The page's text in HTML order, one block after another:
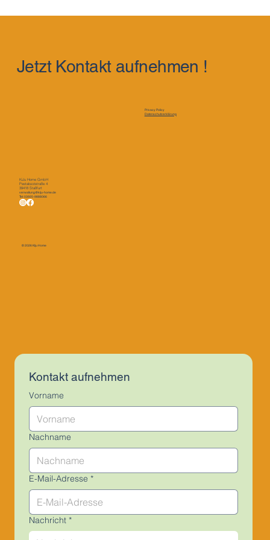
Jetzt Kontakt aufnehmen !
KiJu Home GmbH
Pestalozzistraße 4
39418 Staßfurt
verwaltung@kiju-home.de
Tel: 03925-9888066
© 2026 Kiju Home
Privacy Policy
Datenschutzerklärung
Kontakt aufnehmen
Vorname
Nachname
E-Mail-Adresse *
Nachricht *